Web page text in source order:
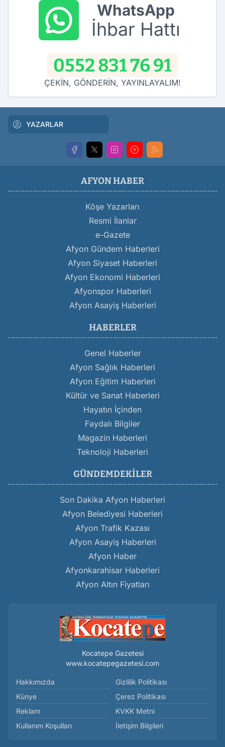
WhatsApp
İhbar Hattı
0552 831 76 91
ÇEKİN, GÖNDERİN, YAYINLAYALIM!
YAZARLAR
AFYON HABER
Köşe Yazarları
Resmi İlanlar
e-Gazete
Afyon Gündem Haberleri
Afyon Siyaset Haberleri
Afyon Ekonomi Haberleri
Afyonspor Haberleri
Afyon Asayiş Haberleri
HABERLER
Genel Haberler
Afyon Sağlık Haberleri
Afyon Eğitim Haberleri
Kültür ve Sanat Haberleri
Hayatın İçinden
Faydalı Bilgiler
Magazin Haberleri
Teknoloji Haberleri
GÜNDEMDEKILER
Son Dakika Afyon Haberleri
Afyon Belediyesi Haberleri
Afyon Trafik Kazası
Afyon Asayiş Haberleri
Afyon Haber
Afyonkarahisar Haberleri
Afyon Altın Fiyatları
Kocatepe Gazetesi
www.kocatepegazetesi.com
Hakkımızda
Künye
Reklam
Kullanım Koşulları
Gizlilik Politikası
Çerez Politikası
KVKK Metni
İletişim Bilgileri